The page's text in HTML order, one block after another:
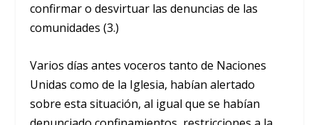
confirmar o desvirtuar las denuncias de las
comunidades (3.)
Varios días antes voceros tanto de Naciones
Unidas como de la Iglesia, habían alertado
sobre esta situación, al igual que se habían